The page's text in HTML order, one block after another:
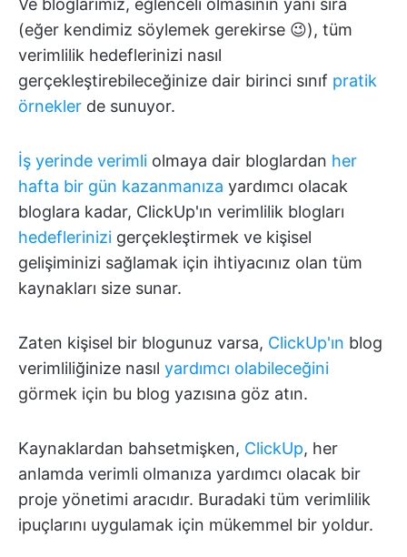
Ve bloglarımız, eğlenceli olmasının yanı sıra
(eğer kendimiz söylemek gerekirse 😉), tüm
verimlilik hedeflerinizi nasıl
gerçekleştirebileceğinize dair birinci sınıf pratik
örnekler de sunuyor.
İş yerinde verimli olmaya dair bloglardan her
hafta bir gün kazanmanıza yardımcı olacak
bloglara kadar, ClickUp'ın verimlilik blogları
hedeflerinizi gerçekleştirmek ve kişisel
gelişiminizi sağlamak için ihtiyacınız olan tüm
kaynakları size sunar.
Zaten kişisel bir blogunuz varsa, ClickUp'ın blog
verimliliğinize nasıl yardımcı olabileceğini
görmek için bu blog yazısına göz atın.
Kaynaklardan bahsetmişken, ClickUp, her
anlamda verimli olmanıza yardımcı olacak bir
proje yönetimi aracıdır. Buradaki tüm verimlilik
ipuçlarını uygulamak için mükemmel bir yoldur.